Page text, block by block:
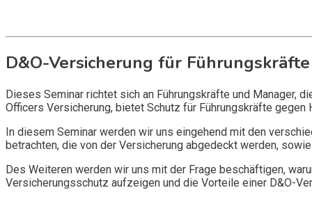
D&O-Versicherung für
Dieses Seminar richtet sich an Führungskräfte und Manager,
Officers Versicherung, bietet Schutz für Führungskräfte
In diesem Seminar werden wir uns eingehend mit den
betrachten, die von der Versicherung abgedeckt werden,
Des Weiteren werden wir uns mit der Frage beschäftigen,
Versicherungsschutz aufzeigen und die Vorteile einer D&O-